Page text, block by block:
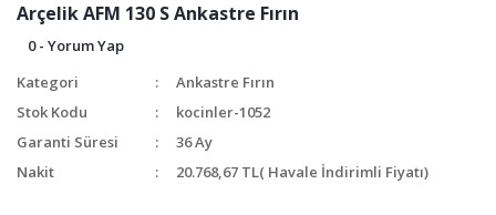
Arçelik AFM 130 S Ankastre Fırın
0 - Yorum Yap
Kategori
Ankastre Fırın
Stok Kodu
kocinler-1052
Garanti Süresi
36 Ay
Nakit
20.768,67 TL( Havale İndirimli Fiyatı)